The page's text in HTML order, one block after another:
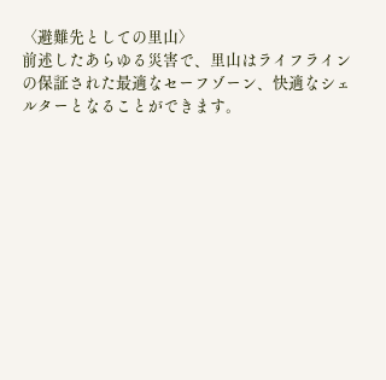
〈避難先としての里山〉
前述したあらゆる災害で、里山はライフライン
の保証された最適なセーフゾーン、快適なシェ
ルターとなることができます。